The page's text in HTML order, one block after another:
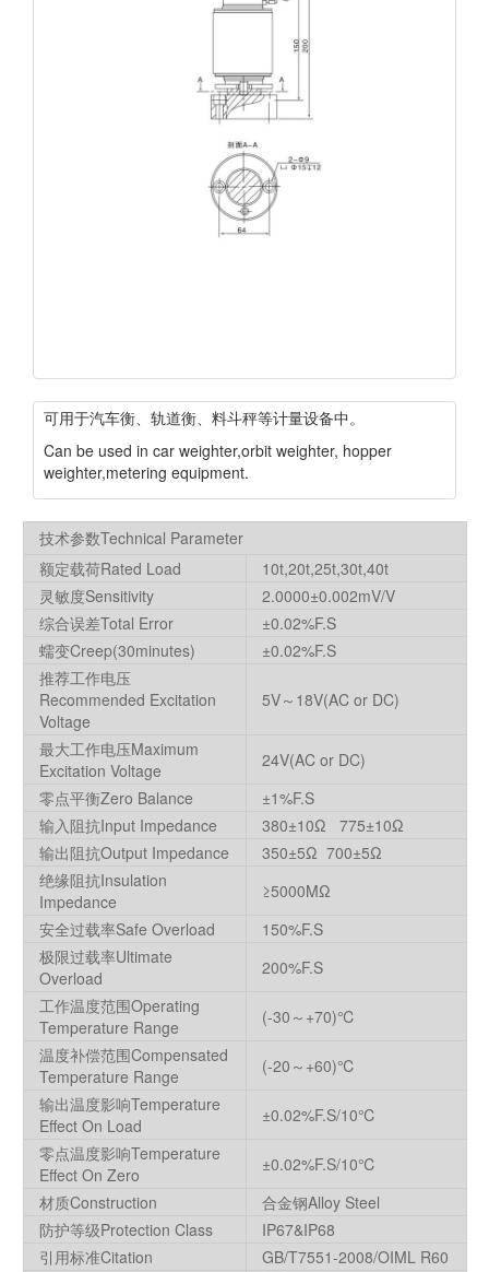
可用于汽车衡、轨道衡、料斗秤等计量设备中。
Can be used in car weighter,orbit weighter, hopper
weighter,metering equipment.
技术参数Technical Parameter
额定载荷Rated Load
10t,20t,25t,30t,40t
灵敏度Sensitivity
2.0000±0.002mV/V
综合误差Total Error
±0.02%F.S
蠕变Creep(30minutes)
±0.02%F.S
推荐工作电压
Recommended Excitation
Voltage
5V～18V(AC or DC)
最大工作电压Maximum
Excitation Voltage
24V(AC or DC)
零点平衡Zero Balance
±1%F.S
输入阻抗Input Impedance
380±10Ω 775±10Ω
输出阻抗Output Impedance
350±5Ω 700±5Ω
绝缘阻抗Insulation
Impedance
≥5000MΩ
安全过载率Safe Overload
150%F.S
极限过载率Ultimate
Overload
200%F.S
工作温度范围Operating
Temperature Range
(-30～+70)℃
温度补偿范围Compensated
Temperature Range
(-20～+60)℃
输出温度影响Temperature
Effect On Load
±0.02%F.S/10℃
零点温度影响Temperature
Effect On Zero
±0.02%F.S/10℃
材质Construction
合金钢Alloy Steel
防护等级Protection Class
IP67&IP68
引用标准Citation
GB/T7551-2008/OIML R60